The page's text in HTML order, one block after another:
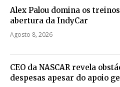
Alex Palou domina os
abertura da IndyCar
Agosto 8, 2026
CEO da NASCAR revela
despesas apesar do apoio